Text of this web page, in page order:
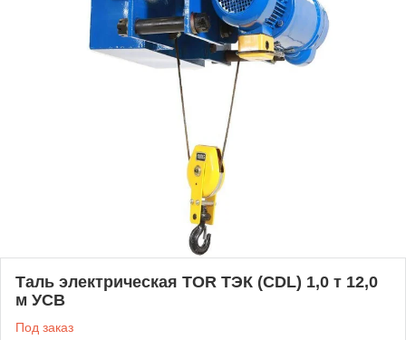
Таль электрическая TOR ТЭК (CDL) 1,0 т 12,0
м УСВ
Под заказ